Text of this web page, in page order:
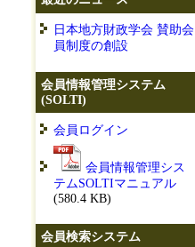
日本地方財政学会 賛助会
員制度の創設
会員情報管理システム
(SOLTI)
会員ログイン
会員情報管理シス
テムSOLTIマニュアル
(580.4 KB)
会員検索システム